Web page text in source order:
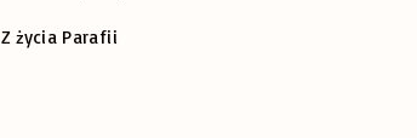
Z życia Parafii